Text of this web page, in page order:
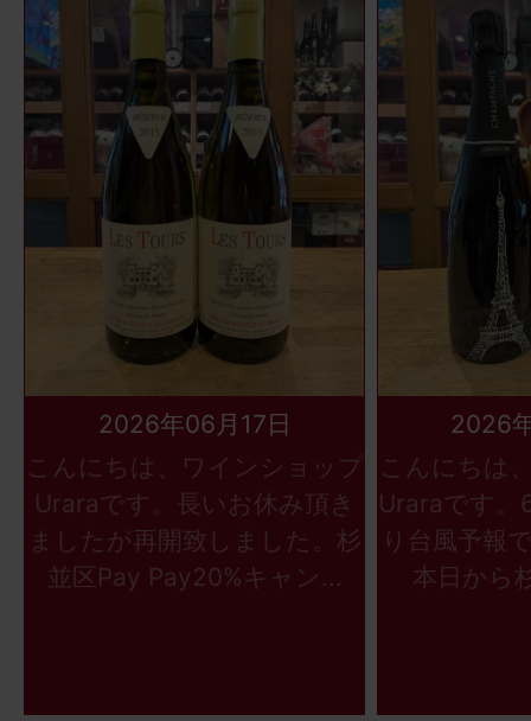
2026年06月17日
こんにちは、ワインショップ
Uraraです。長いお休み頂き
ましたが再開致しました。杉
並区Pay Pay20%キャン...
2026
こんにちは
Uraraです。
り台風予報
本日から